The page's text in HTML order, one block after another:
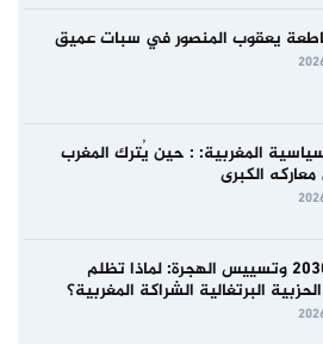
يعقوب المنصور في سبات عميق
المغربية: : حين يُترك المغرب
الكبرى
مونديال 2030 وتسييس الهجرة: لماذا تظلم
البرتغالية الشراكة المغربية؟